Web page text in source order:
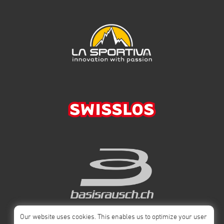
lieferten sich in der vorderen Gruppe ein taktisches Rennen, leider
wurde die hohe Bewölkung zu dem Zeitpunkt des Talwechsels zu
dicht und die Westflanken lieferten (noch) kein Steigen. Die zweite
Startgruppe konnte den vorletzten Turnpoint erreichen, und nur
noch ein letztes Steigen wäre nötig gewesen um ins Ziel zu
getroffen. Am weitesten kam Markus Gygax auf einer hohen Route!
Super gemacht. Sollte es möglich sein, kommen wir gerne am
open.ch/assets/media/Downloads/Waypoints-Disentis-2019.zip)
Ich habe mein XCTrack Layout auf GDrive hochgeladen falls es
euch interessiert: https://drive.google.com/open?
id=10Iii5PhUCH6qF9C139Kh4TsE-O_yRnpG Auf einer frischen
XCTrack installation muss erst in «Test / Debugging» einen export
der aktuellen konfiguration gemacht werden, dabei wir ein Ordner
«Config» angelegt. Hier meine Konfiguation hineinkopieren und in
Our website uses cookies. This enables us to optimize your user